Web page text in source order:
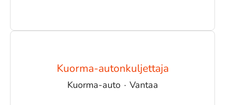
Kuorma-autonkuljettaja
Kuorma-auto · Vantaa